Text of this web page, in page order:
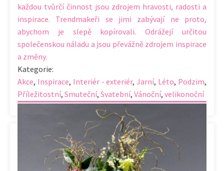
každou tvůrčí činnost jsou zdrojem hravosti, radosti a
inspirace. Trendmakeři se jimi zabývají ne proto,
abychom je slepě kopírovali. Odrážejí určitou
společenskou náladu a jsou převážně zdrojem inspirace
a změny.
Kategorie:
Akce, Inspirace, Interiér - exteriér,Jarní, Léto, Podzim,
Příležitostní, Smuteční, Svatební, Vánoční, velikonoční